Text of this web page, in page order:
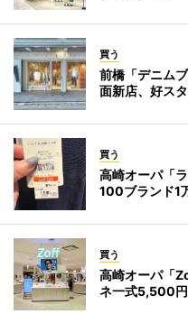
買う
前橋「デニム
面新店、好ス
買う
高崎オーパ「
100ブランド1
買う
高崎オーパ「
ネ一式5,500